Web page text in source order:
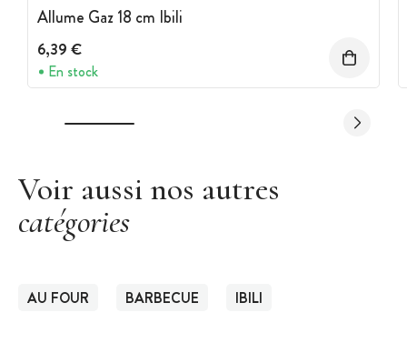
Allume Gaz 18 cm Ibili
6,39 €
En stock
Voir aussi nos autres
catégories
AU FOUR BARBECUE IBILI